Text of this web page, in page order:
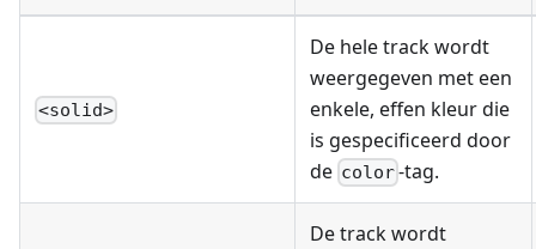
<solid>
De hele track wordt
weergegeven met een
enkele, effen kleur die
is gespecificeerd door
de color-tag.
De track wordt